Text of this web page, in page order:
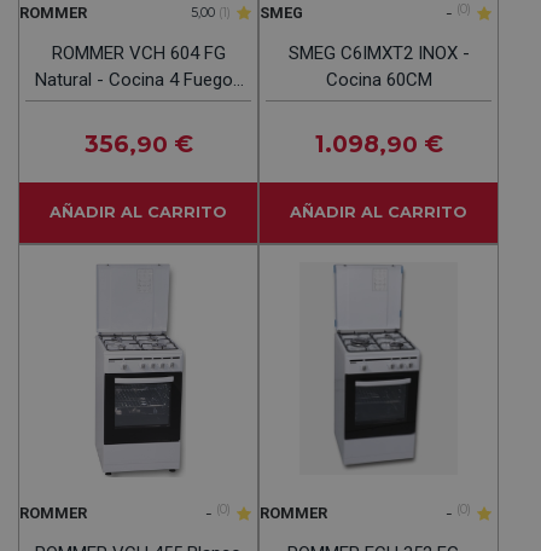
ROMMER 5,00 (1)
ROMMER VCH 604 FG
Natural - Cocina 4 Fuegos
60CM
356,90 €
AÑADIR AL CARRITO
SMEG - (0)
SMEG C6IMXT2 INOX -
Cocina 60CM
1.098,90 €
AÑADIR AL CARRITO
ROMMER - (0) ROMMER - (0)